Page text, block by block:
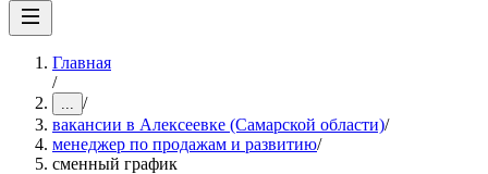
Главная
/
... /
вакансии в Алексеевке (Самарской области)/
менеджер по продажам и развитию/
сменный график